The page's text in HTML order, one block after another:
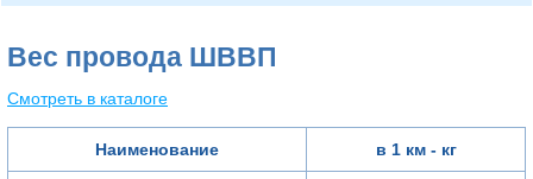
Вес провода ШВВП
Смотреть в каталоге
Наименование в 1 км - кг